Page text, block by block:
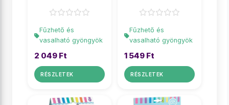
Fűzhető és
vasalható gyöngyök
2 049 Ft
RÉSZLETEK
Fűzhető és
vasalható gyöngyök
1 549 Ft
RÉSZLETEK